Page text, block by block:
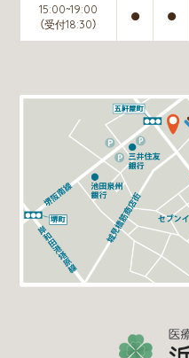
15:00~19:00
（受付18:30）
● ●